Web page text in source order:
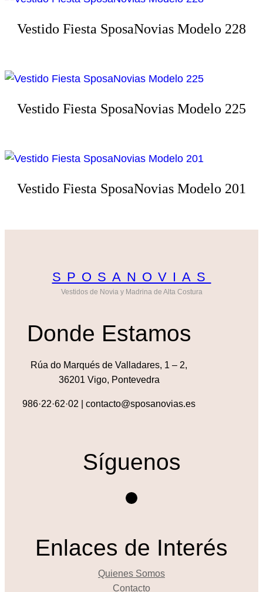
Vestido Fiesta SposaNovias Modelo 228
Vestido Fiesta SposaNovias Modelo 225
Vestido Fiesta SposaNovias Modelo 201
SPOSANOVIAS
Vestidos de Novia y Madrina de Alta Costura
Donde Estamos
Rúa do Marqués de Valladares, 1 – 2,
36201 Vigo, Pontevedra
986·22·62·02 | contacto@sposanovias.es
Síguenos
Instagram
Enlaces de Interés
Quienes Somos
Contacto